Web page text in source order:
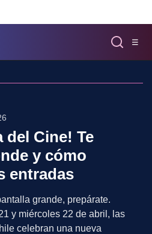
☰
del Cine! Te
y cómo
entradas
grande, prepárate.
y miércoles 22 de abril, las
celebran una nueva